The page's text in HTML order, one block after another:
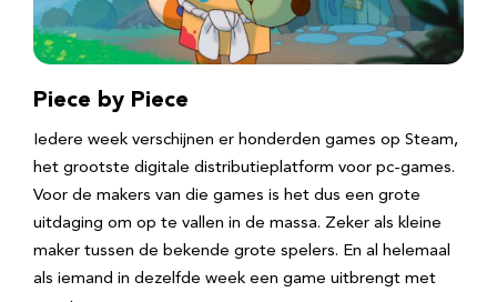
Piece by Piece
Iedere week verschijnen er honderden games op Steam,
het grootste digitale distributieplatform voor pc-games.
Voor de makers van die games is het dus een grote
uitdaging om op te vallen in de massa. Zeker als kleine
maker tussen de bekende grote spelers. En al helemaal
als iemand in dezelfde week een game uitbrengt met